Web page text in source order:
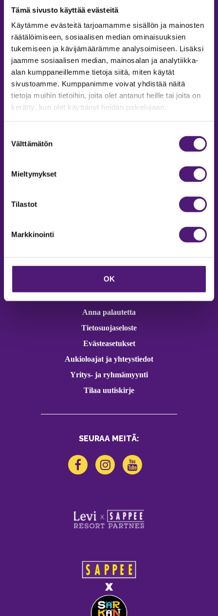
Tämä sivusto käyttää evästeitä
Käytämme evästeitä tarjoamamme sisällön ja mainosten
räätälöimiseen, sosiaalisen median ominaisuuksien
tukemiseen ja kävijämäärämme analysoimiseen. Lisäksi
jaamme sosiaalisen median, mainosalan ja analytiikka-
alan kumppaneillemme tietoja siitä, miten käytät
sivustoamme. Kumppanimme voivat yhdistää näitä
tietoja muihin tietoihin, joita olet antanut heille tai joita on
kerätty, kun olet käyttänyt heidän palvelujaan.
valinta
Välttämätön
Mieltymykset
Tilastot
Markkinointi
OK
MAJOITUS
Vastuullisuus
Ympäristöohjelma
Anna palautetta
Tietosuojaseloste
Evästeasetukset
Aukioloajat ja yhteystiedot
Yritys- ja ryhmämyynti
Tilaa uutiskirje
SEURAA MEITÄ: